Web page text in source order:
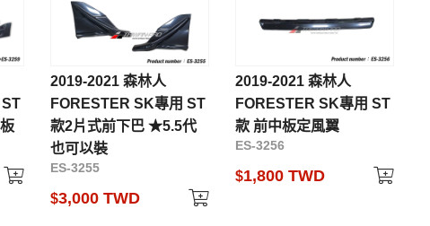
2019-2021 森林人
FORESTER SK專用 ST
款2片式前下巴 ★5.5代
也可以裝
ES-3255
$3,000 TWD
2019-2021 森林人
FORESTER SK專用 ST
款 前中板定風翼
ES-3256
$1,800 TWD